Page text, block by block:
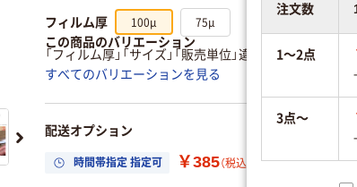
フィルム厚 100μ 75μ
この商品のバリエーション
「フィルム厚」「サイズ」「販売単位」違いで 全12商品 あ
すべてのバリエーションを見る
配送オプション
時間帯指定 指定可 ￥385（税込） 置き場所
注文数
1～2点
3点～